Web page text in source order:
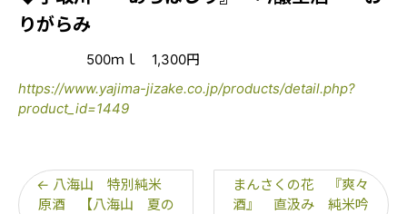
りがらみ
500ｍｌ 1,300円
https://www.yajima-jizake.co.jp/products/detail.php?
product_id=1449
← 八海山 特別純米
原酒 【八海山 夏の
まんさくの花 『爽々
酒』 直汲み 純米吟